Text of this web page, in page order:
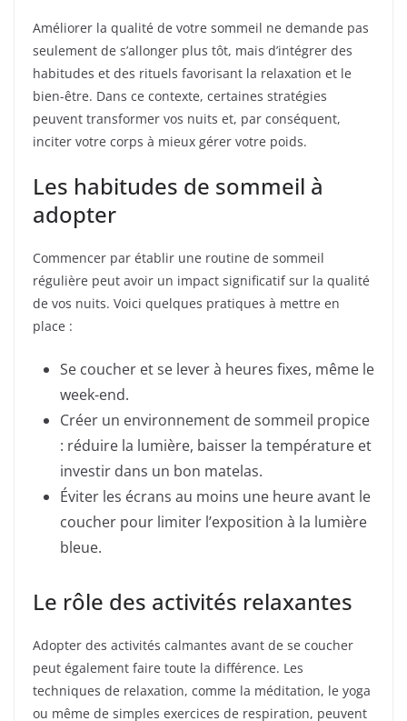
Améliorer la qualité de votre sommeil ne demande pas
seulement de s’allonger plus tôt, mais d’intégrer des
habitudes et des rituels favorisant la relaxation et le
bien-être. Dans ce contexte, certaines stratégies
peuvent transformer vos nuits et, par conséquent,
inciter votre corps à mieux gérer votre poids.
Les habitudes de sommeil à
adopter
Commencer par établir une routine de sommeil
régulière peut avoir un impact significatif sur la qualité
de vos nuits. Voici quelques pratiques à mettre en
place :
Se coucher et se lever à heures fixes, même le
week-end.
Créer un environnement de sommeil propice
: réduire la lumière, baisser la température et
investir dans un bon matelas.
Éviter les écrans au moins une heure avant le
coucher pour limiter l’exposition à la lumière
bleue.
Le rôle des activités relaxantes
Adopter des activités calmantes avant de se coucher
peut également faire toute la différence. Les
techniques de relaxation, comme la méditation, le yoga
ou même de simples exercices de respiration, peuvent